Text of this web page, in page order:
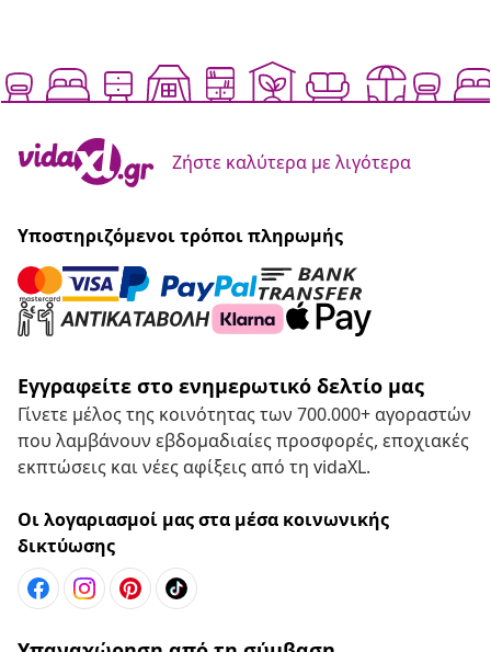
Ζήστε καλύτερα με λιγότερα
Υποστηριζόμενοι τρόποι πληρωμής
Εγγραφείτε στο ενημερωτικό δελτίο μας
Γίνετε μέλος της κοινότητας των 700.000+ αγοραστών
που λαμβάνουν εβδομαδιαίες προσφορές, εποχιακές
εκπτώσεις και νέες αφίξεις από τη vidaXL.
Οι λογαριασμοί μας στα μέσα κοινωνικής
δικτύωσης